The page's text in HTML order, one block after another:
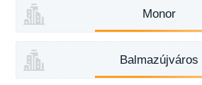
Monor
Balmazújváros